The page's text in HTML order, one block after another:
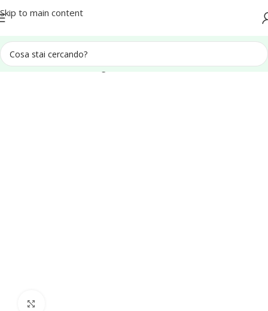
Skip to main content
Home Recinzioni e Grigliati Recinzioni in legno